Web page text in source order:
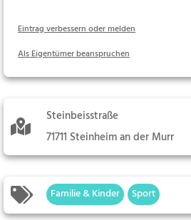
Eintrag verbessern oder melden
Als Eigentümer beanspruchen
Steinbeisstraße
71711 Steinheim an der Murr
Familie & Kinder Sport